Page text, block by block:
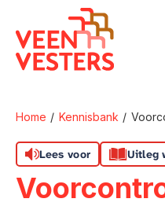
Naar hoofdinhoud
Naar hoofdnavigatiemenu
Naar zoeken
Naar de homepage
Home Kennisbank
Lees voor Uitleg